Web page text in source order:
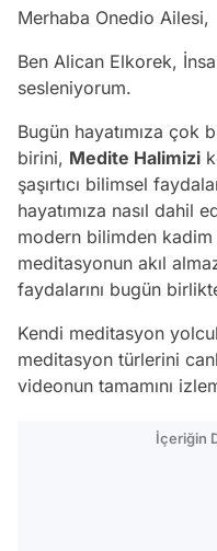
Merhaba Onedio Ailesi,
Ben Alican Elkorek,
sesleniyorum.
Bugün hayatımıza çok
birini, Medite Halimizi
şaşırtıcı bilimsel
hayatımıza nasıl dahil
modern bilimden
meditasyonun akıl
faydalarını bugün
Kendi meditasyon
meditasyon türlerini
videonun tamamını
İçeriğin